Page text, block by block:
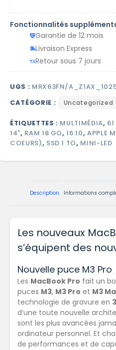
Fonctionnalités
Garantie de 12 mois
Livraison Express
Retour sous 7 jours
UGS : MRX63FN/
CATÉGORIE :
Uncategorized
ÉTIQUETTES : MULTIMÉDIA,
14", RAM 18 GO,16:10, APPLE
COEURS), SSD 1 TO, MINI-LED
Description Informations
Les nouveaux
s’équipent des
Nouvelle puce M3 Pro
Les MacBook Pro fait un
puces M3, M3 Pro et M3
technologie de gravure en
d’une toute nouvelle
sont les plus avancées
ordinateur personnel. Et
de performances et de